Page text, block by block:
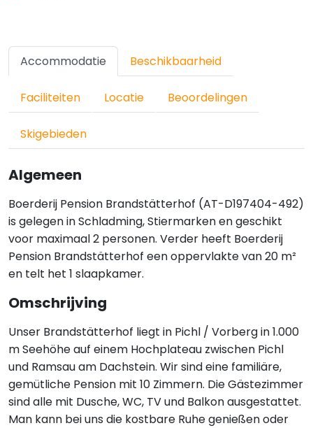
Accommodatie Beschikbaarheid
Faciliteiten Locatie Beoordelingen
Skigebieden
Algemeen
Boerderij Pension Brandstätterhof (AT-D197404-492)
is gelegen in Schladming, Stiermarken en geschikt
voor maximaal 2 personen. Verder heeft Boerderij
Pension Brandstätterhof een oppervlakte van 20 m²
en telt het 1 slaapkamer.
Omschrijving
Unser Brandstätterhof liegt in Pichl / Vorberg in 1.000
m Seehöhe auf einem Hochplateau zwischen Pichl
und Ramsau am Dachstein. Wir sind eine familiäre,
gemütliche Pension mit 10 Zimmern. Die Gästezimmer
sind alle mit Dusche, WC, TV und Balkon ausgestattet.
Man kann bei uns die kostbare Ruhe genießen oder